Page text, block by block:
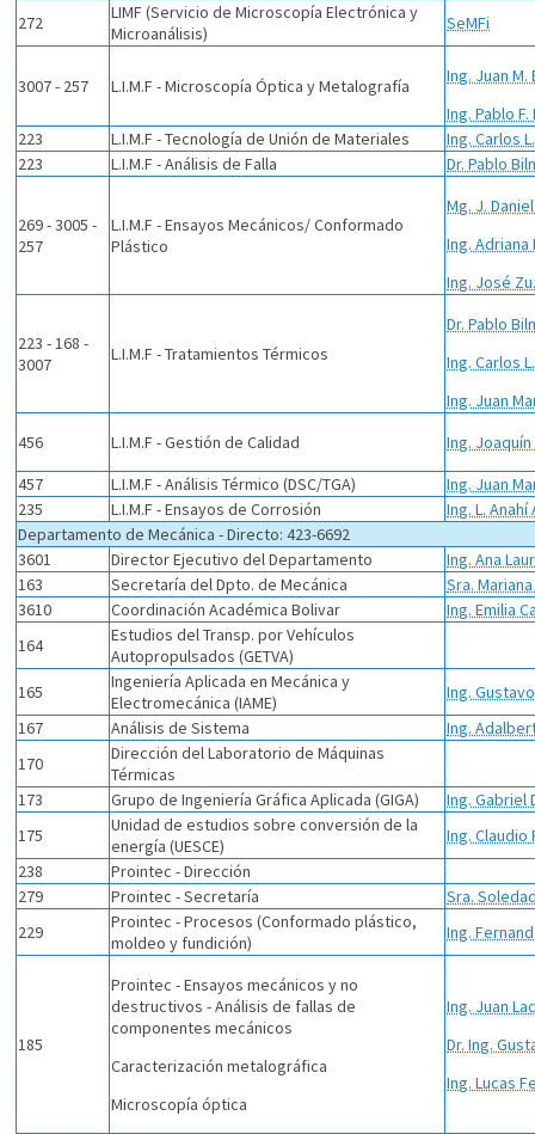
272
LIMF (Servicio de Microscopía Electrónica y
Microanálisis)
SeMFi
3007 - 257 L.I.M.F - Microscopía Óptica y Metalografía
Ing. Juan M.
Ing. Pablo
223
L.I.M.F - Tecnología de Unión de Materiales
Ing. Carlos
223
L.I.M.F - Análisis de Falla Dr. Pablo
269 - 3005 -
257
L.I.M.F - Ensayos Mecánicos/ Conformado
Plástico
Mg. J.
Ing.
Ing. José
223 - 168 -
3007
L.I.M.F - Tratamientos Térmicos
Dr. Pablo
Ing. Carlos
Ing. Juan
456
L.I.M.F - Gestión de Calidad
Ing.
457
L.I.M.F - Análisis Térmico (DSC/TGA)
Ing. Juan
235
L.I.M.F - Ensayos de Corrosión
Ing. L.
Departamento de Mecánica - Directo: 423-6692
3601
Director Ejecutivo del Departamento
Ing. Ana
163
Secretaría del Dpto. de Mecánica
Sra.
3610
Coordinación Académica Bolivar
Ing. Emilia
164
Estudios del Transp. por Vehículos
Autopropulsados (GETVA)
165
Ingeniería Aplicada en Mecánica y
Electromecánica (IAME)
Ing.
167
Análisis de Sistema
Ing.
170
Dirección del Laboratorio de Máquinas
Térmicas
173
Grupo de Ingeniería Gráfica Aplicada (GIGA)
Ing. Gabriel
175
Unidad de estudios sobre conversión de la
energía (UESCE)
Ing.
238
Prointec - Dirección
279
Prointec - Secretaría
Sra.
229
Prointec - Procesos (Conformado plástico,
moldeo y fundición)
Ing.
185
Prointec - Ensayos mecánicos y no
destructivos - Análisis de fallas de
componentes mecánicos
Caracterización metalográfica
Microscopía óptica
Ing. Juan
Dr. Ing.
Ing. Lucas